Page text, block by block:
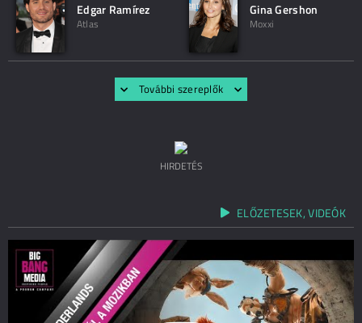
Edgar Ramírez
Atlas
Gina Gershon
Moxxi
További szereplők
HIRDETÉS
ELŐZETESEK, VIDEÓK